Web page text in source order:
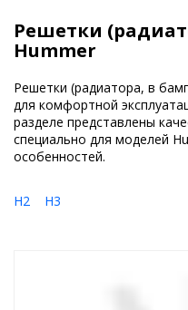
Решетки
Hummer
Решетки (радиатора, в
для комфортной
разделе представлены
специально для моделей
особенностей.
H2 H3